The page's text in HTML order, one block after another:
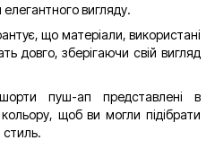
вигляду.
що матеріали, використані
довго, зберігаючи свій вигляд
пуш-ап представлені в
щоб ви могли підібрати
стиль.